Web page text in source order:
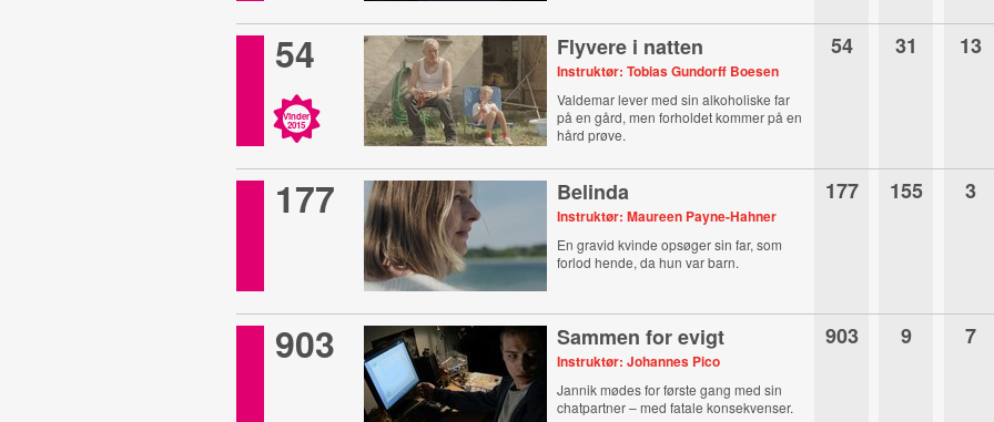
54
Vinder
2015
Flyvere i natten
Instruktør: Tobias Gundorff Boesen
Valdemar lever med sin alkoholiske far
på en gård, men forholdet kommer på en
hård prøve.
54 31 13
177 Belinda
Instruktør: Maureen Payne-Hahner
En gravid kvinde opsøger sin far, som
forlod hende, da hun var barn.
177 155 3
903 Sammen for evigt
Instruktør: Johannes Pico
Jannik mødes for første gang med sin
chatpartner – med fatale konsekvenser.
903 9 7